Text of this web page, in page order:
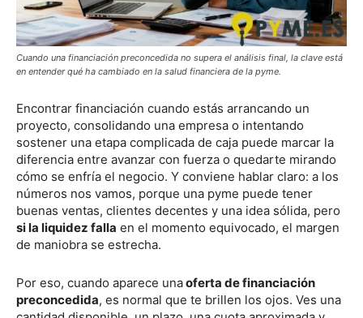
Cuando una financiación preconcedida no supera el análisis final, la clave está
en entender qué ha cambiado en la salud financiera de la pyme.
Encontrar financiación cuando estás arrancando un
proyecto, consolidando una empresa o intentando
sostener una etapa complicada de caja puede marcar la
diferencia entre avanzar con fuerza o quedarte mirando
cómo se enfría el negocio. Y conviene hablar claro: a los
números nos vamos, porque una pyme puede tener
buenas ventas, clientes decentes y una idea sólida, pero
si la liquidez falla en el momento equivocado, el margen
de maniobra se estrecha.
Por eso, cuando aparece unaoferta de financiación
preconcedida, es normal que te brillen los ojos. Ves una